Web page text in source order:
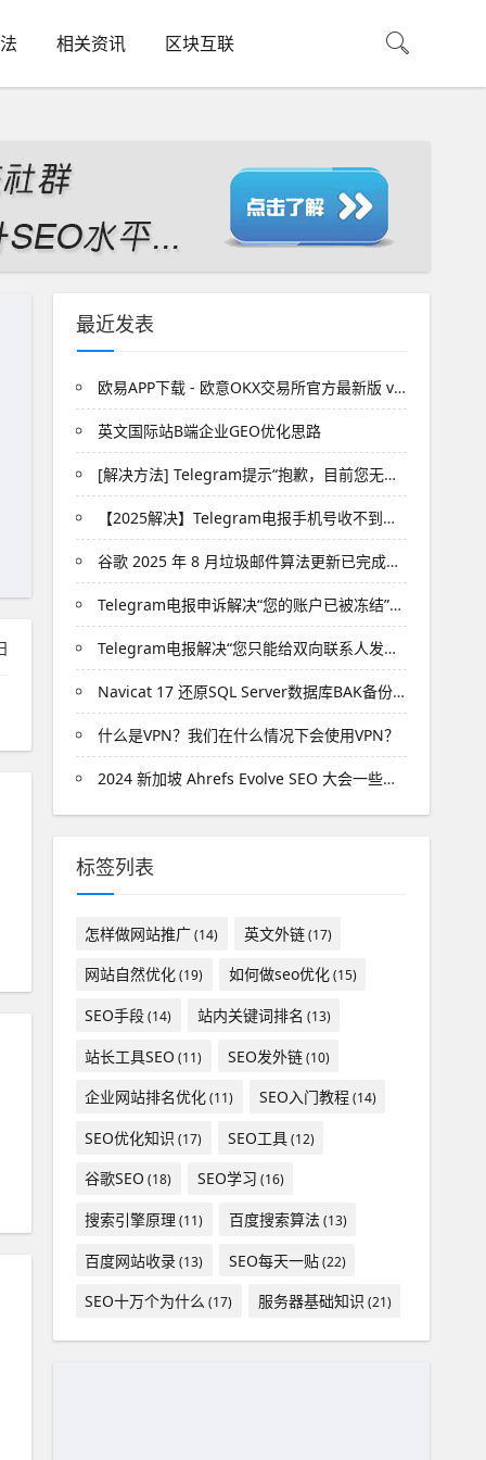
相关资讯 区块互联
最近发表
欧易APP下载 - 欧意OKX交易所官方最新版 v6.179下载
英文国际站B端企业GEO优化思路
[解决方法] Telegram提示“抱歉，目前您无法在公开群组发送消息”
【2025解决】Telegram电报手机号收不到短信验证码
谷歌 2025 年 8 月垃圾邮件算法更新已完成发布
Telegram电报申诉解决“您的账户已被冻结”的封禁问题
Telegram电报解决“您只能给双向联系人发送消息”的限制
Navicat 17 还原SQL Server数据库BAK备份文件
什么是VPN？我们在什么情况下会使用VPN？
2024 新加坡 Ahrefs Evolve SEO 大会一些心得
标签列表
怎样做网站推广(14) 英文外链(17)
网站自然优化(19) 如何做seo优化(15)
SEO手段(14) 站内关键词排名 (13)
站长工具SEO (11) SEO发外链(10)
企业网站排名优化(11) SEO入门教程(14)
SEO优化知识 (17) SEO工具(12)
谷歌SEO (18) SEO学习 (16)
搜索引擎原理 (11) 百度搜索算法(13)
百度网站收录(13) SEO每天一贴(22)
SEO十万个为什么 (17) 服务器基础知识 (21)